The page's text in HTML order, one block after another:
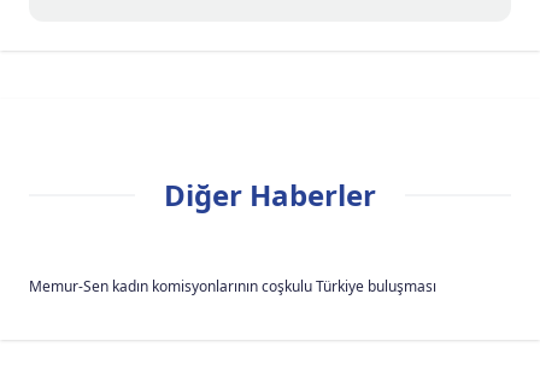
Diğer Haberler
Memur-Sen kadın komisyonlarının coşkulu Türkiye buluşması